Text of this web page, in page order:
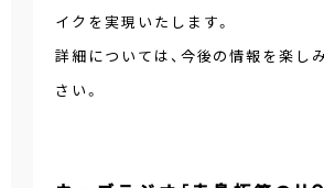
イクを実現いたします。
詳細については、今後の情報を楽し
さい。